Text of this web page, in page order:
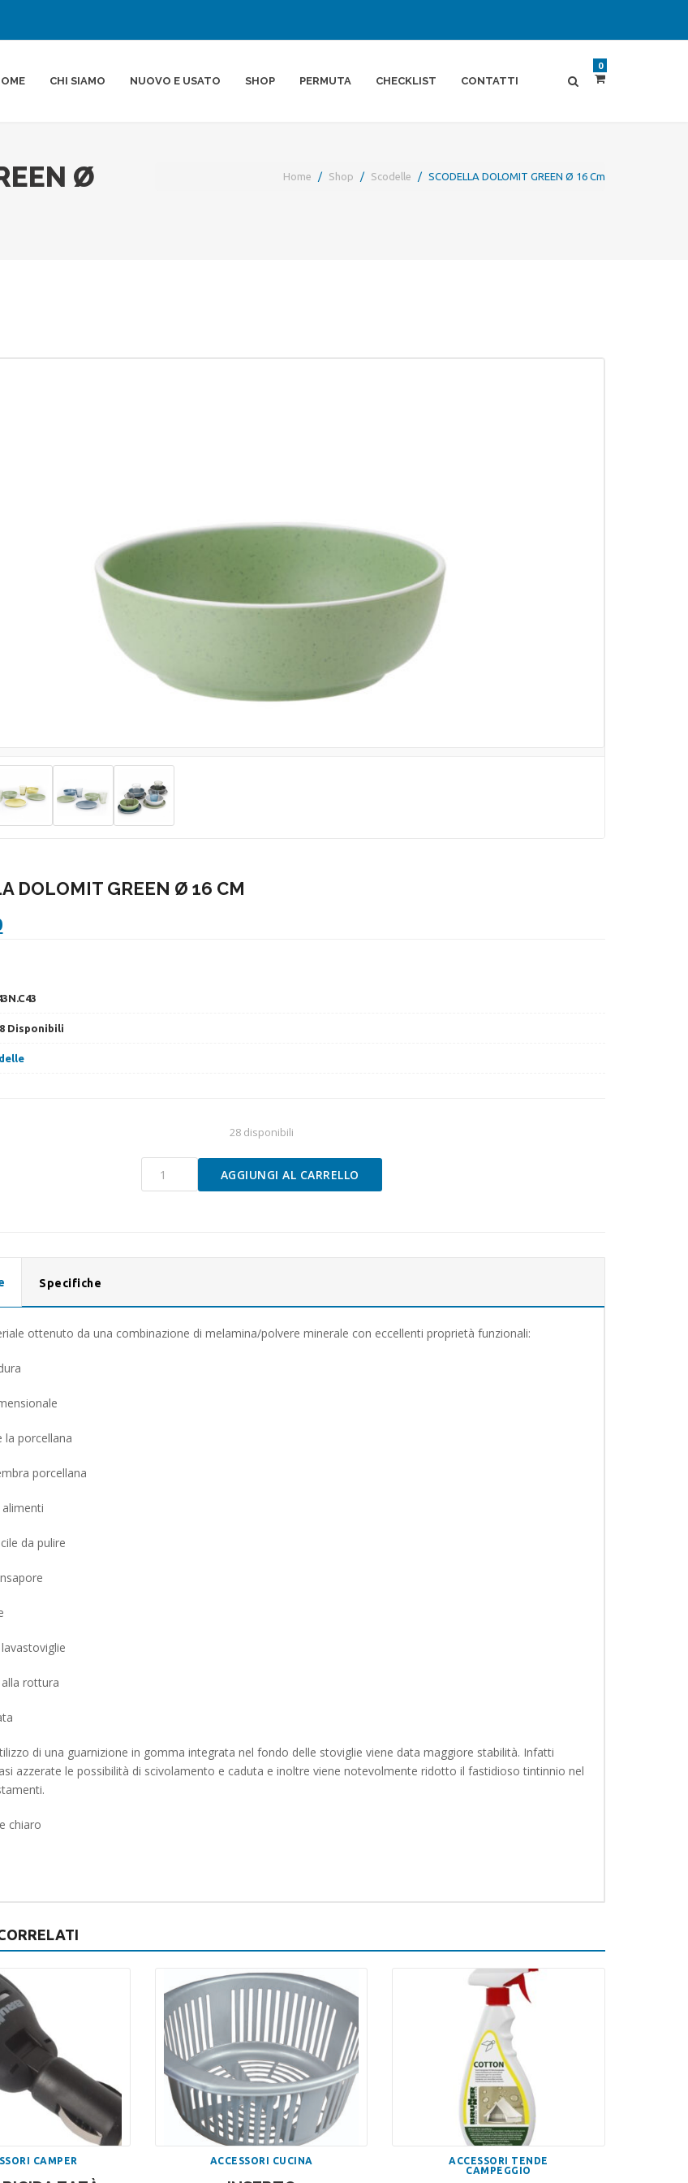
CHI SIAMO NUOVO E USATO SHOP PERMUTA CHECKLIST CONTATTI
0
Ø
Home Shop Scodelle SCODELLA DOLOMIT GREEN Ø 16 Cm
DOLOMIT GREEN Ø 16 CM
Il
prezzo
€6.80.
Disponibili
28 disponibili
SCODELLA
DOLOMIT
AGGIUNGI AL CARRELLO
Specifiche
ottenuto da una combinazione di melamina/polvere minerale con eccellenti proprietà funzionali:
la porcellana
porcellana
da pulire
alla rottura
di una guarnizione in gomma integrata nel fondo delle stoviglie viene data maggiore stabilità. Infatti
azzerate le possibilità di scivolamento e caduta e inoltre viene notevolmente ridotto il fastidioso tintinnio nel
chiaro
CAMPER ACCESSORI CUCINA
ACCESSORI TENDE
CAMPEGGIO